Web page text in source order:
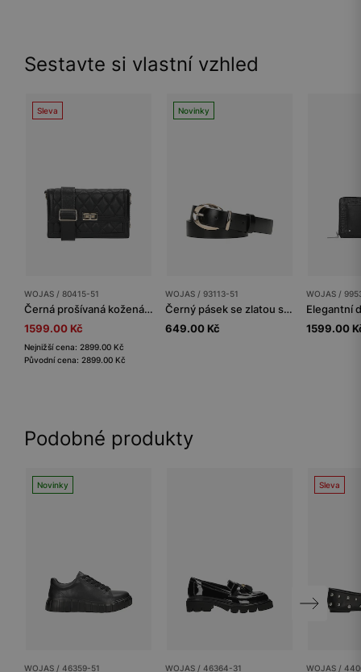
Sestavte si vlastní vzhled
Sleva
WOJAS / 80415-51
Černá prošívaná kožená kabelka
1599.00 Kč
Nejnižší cena: 2899.00 Kč
Původní cena: 2899.00 Kč
Novinky
WOJAS / 93113-51
Černý pásek se zlatou sponou
649.00 Kč
WOJAS /
1599.00
Podobné produkty
Novinky
WOJAS / 46359-51 WOJAS / 46364-31
Sleva
WOJAS /